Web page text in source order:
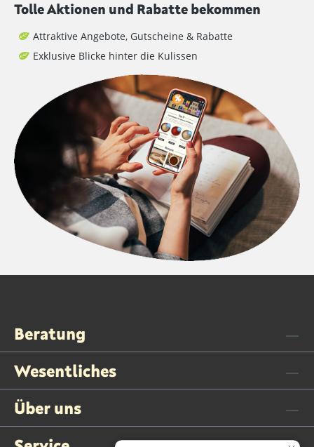
Tolle Aktionen und Rabatte bekommen
Attraktive Angebote, Gutscheine & Rabatte
Exklusive Blicke hinter die Kulissen
Beratung
Wesentliches
Über uns